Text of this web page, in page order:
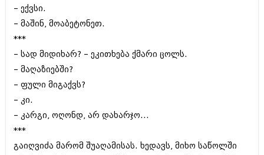
ოქტომბერი 2012 (350)
სექტემბერი 2012 (264)
აგვისტო 2012 (268)
ივნისი 2012 (282)
მაისი 2012 (240)
მარტი 2012 (259)
იანვარი 2012 (322)
სექტემბერი 2011 (407)
– ექვსი.
– მაშინ, მოაბეტონეთ.
***
– სად მიდიხარ? – ეკითხება ქმარი ცოლს.
– მაღაზიებში?
– ფული მიგაქვს?
– კი.
– კარგი‚ ოღონდ‚ არ დახარჯო...
***
გაიღვიძა მარომ შუაღამისას. ხედავს‚ მიხო საწოლში